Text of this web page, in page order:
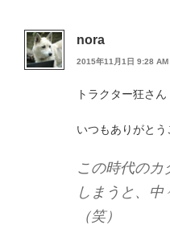
nora
2015年11月1日 9:28 AM
トラクター狂さ
いつもありがとう
この時代のカ
しまうと、
（笑）